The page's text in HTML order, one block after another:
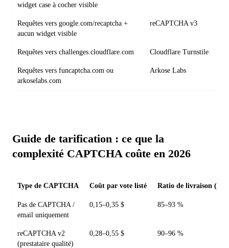
widget case à cocher visible
Requêtes vers google.com/recaptcha +
aucun widget visible
reCAPTCHA v3
Requêtes vers challenges.cloudflare.com Cloudflare Turnstile
Requêtes vers funcaptcha.com ou
arkoselabs.com
Arkose Labs
Guide de tarification : ce que la
complexité CAPTCHA coûte en 2026
Type de CAPTCHA Coût par vote listé Ratio de livraison
Pas de CAPTCHA /
email uniquement
0,15–0,35 $ 85–93 %
reCAPTCHA v2
(prestataire qualité)
0,28–0,55 $ 90–96 %